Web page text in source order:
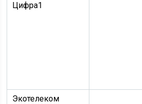
Цифра1
Экотелеком